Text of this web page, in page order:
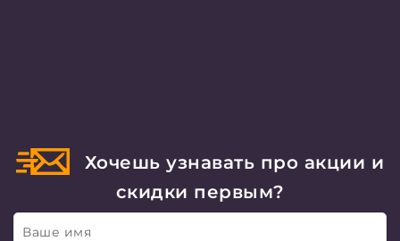
Хочешь узнавать про акции и
скидки первым?
Ваше имя